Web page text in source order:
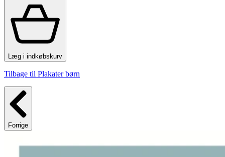
Læg i indkøbskurv
Tilbage til Plakater børn
Forrige